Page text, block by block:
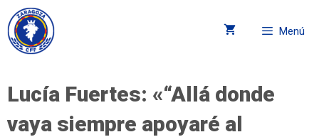
Menú
Lucía Fuertes: «“Allá donde
vaya siempre apoyaré al